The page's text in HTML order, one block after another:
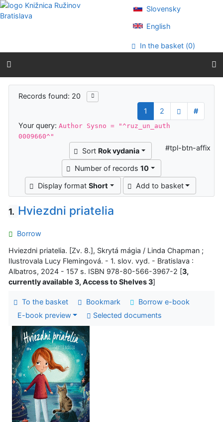
Go to content
Go to menu
Slovensky
English
In the basket (0)
Search results
Records found: 20
1
2
#
Your query:Author Sysno = "^ruz_un_auth
0009660^"
Sort Rok vydania
Number of records 10
Display formatShort Add to basket
#tpl-btn-affix
1. Hviezdni priatelia
Borrow
Hviezdni priatelia. [Zv. 8.], Skrytá mágia / Linda Chapman ;
Ilustrovala Lucy Flemingová. - 1. slov. vyd. - Bratislava :
Albatros, 2024 - 157 s. ISBN 978-80-566-3967-2 [3,
currently available 3, Access to Shelves 3]
To the basket Bookmark
Borrow e-book
E-book preview
Selected documents